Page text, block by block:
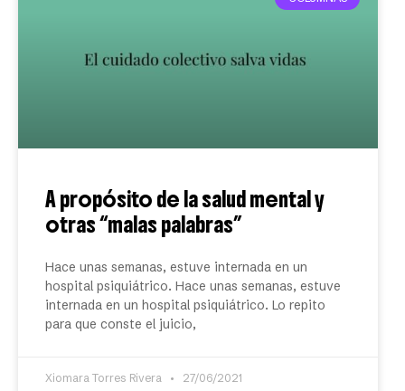
A propósito de la salud mental y
otras “malas palabras”
Hace unas semanas, estuve internada en un
hospital psiquiátrico. Hace unas semanas, estuve
internada en un hospital psiquiátrico. Lo repito
para que conste el juicio,
Xiomara Torres Rivera 27/06/2021